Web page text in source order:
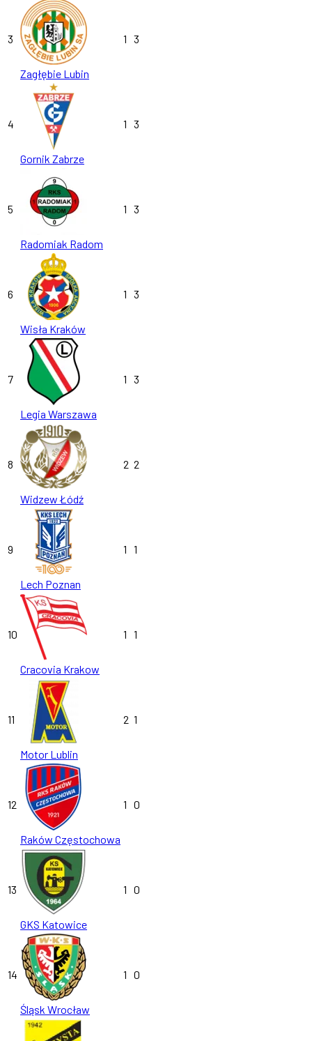
3
Zagłębie Lubin
1 3
4
Gornik Zabrze
1 3
5
Radomiak Radom
1 3
6
Wisła Kraków
1 3
7
Legia Warszawa
1 3
8
Widzew Łódź
2 2
9
Lech Poznan
1 1
10
Cracovia Krakow
1 1
11
Motor Lublin
2 1
12
Raków Częstochowa
1 0
13
GKS Katowice
1 0
14
Śląsk Wrocław
1 0